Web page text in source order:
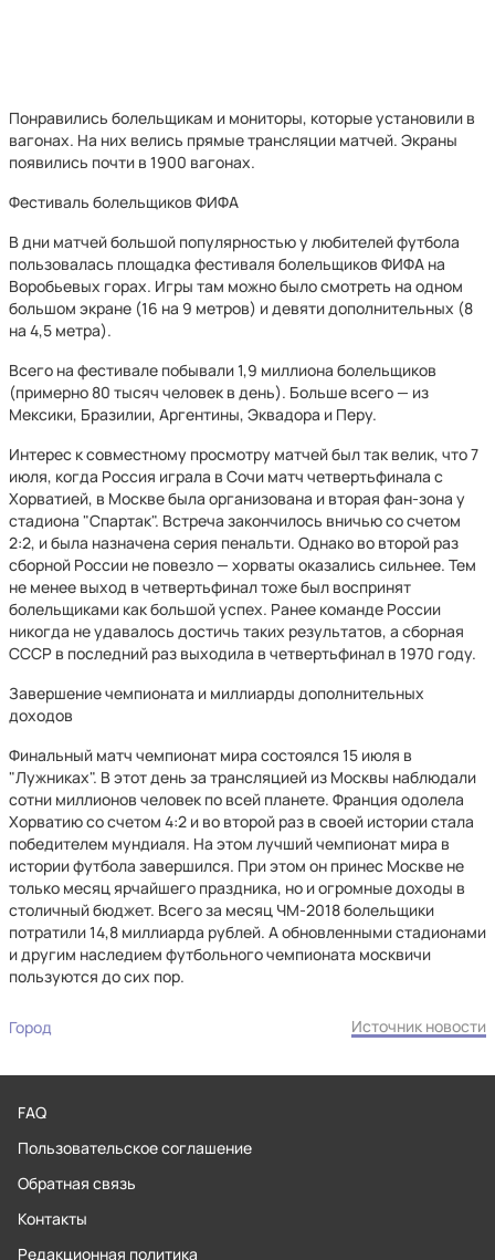
Понравились болельщикам и мониторы, которые установили в
вагонах. На них велись прямые трансляции матчей. Экраны
появились почти в 1900 вагонах.
Фестиваль болельщиков ФИФА
В дни матчей большой популярностью у любителей футбола
пользовалась площадка фестиваля болельщиков ФИФА на
Воробьевых горах. Игры там можно было смотреть на одном
большом экране (16 на 9 метров) и девяти дополнительных (8
на 4,5 метра).
Всего на фестивале побывали 1,9 миллиона болельщиков
(примерно 80 тысяч человек в день). Больше всего — из
Мексики, Бразилии, Аргентины, Эквадора и Перу.
Интерес к совместному просмотру матчей был так велик, что 7
июля, когда Россия играла в Сочи матч четвертьфинала с
Хорватией, в Москве была организована и вторая фан-зона у
стадиона "Спартак". Встреча закончилось вничью со счетом
2:2, и была назначена серия пенальти. Однако во второй раз
сборной России не повезло — хорваты оказались сильнее. Тем
не менее выход в четвертьфинал тоже был воспринят
болельщиками как большой успех. Ранее команде России
никогда не удавалось достичь таких результатов, а сборная
СССР в последний раз выходила в четвертьфинал в 1970 году.
Завершение чемпионата и миллиарды дополнительных
доходов
Финальный матч чемпионат мира состоялся 15 июля в
"Лужниках". В этот день за трансляцией из Москвы наблюдали
сотни миллионов человек по всей планете. Франция одолела
Хорватию со счетом 4:2 и во второй раз в своей истории стала
победителем мундиаля. На этом лучший чемпионат мира в
истории футбола завершился. При этом он принес Москве не
только месяц ярчайшего праздника, но и огромные доходы в
столичный бюджет. Всего за месяц ЧМ-2018 болельщики
потратили 14,8 миллиарда рублей. А обновленными стадионами
и другим наследием футбольного чемпионата москвичи
пользуются до сих пор.
Город Источник новости
FAQ
Пользовательское соглашение
Обратная связь
Контакты
Редакционная политика